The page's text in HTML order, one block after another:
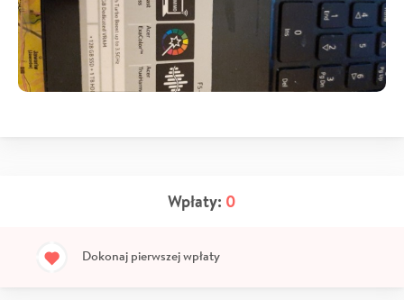
Wpłaty: 0
Dokonaj pierwszej wpłaty